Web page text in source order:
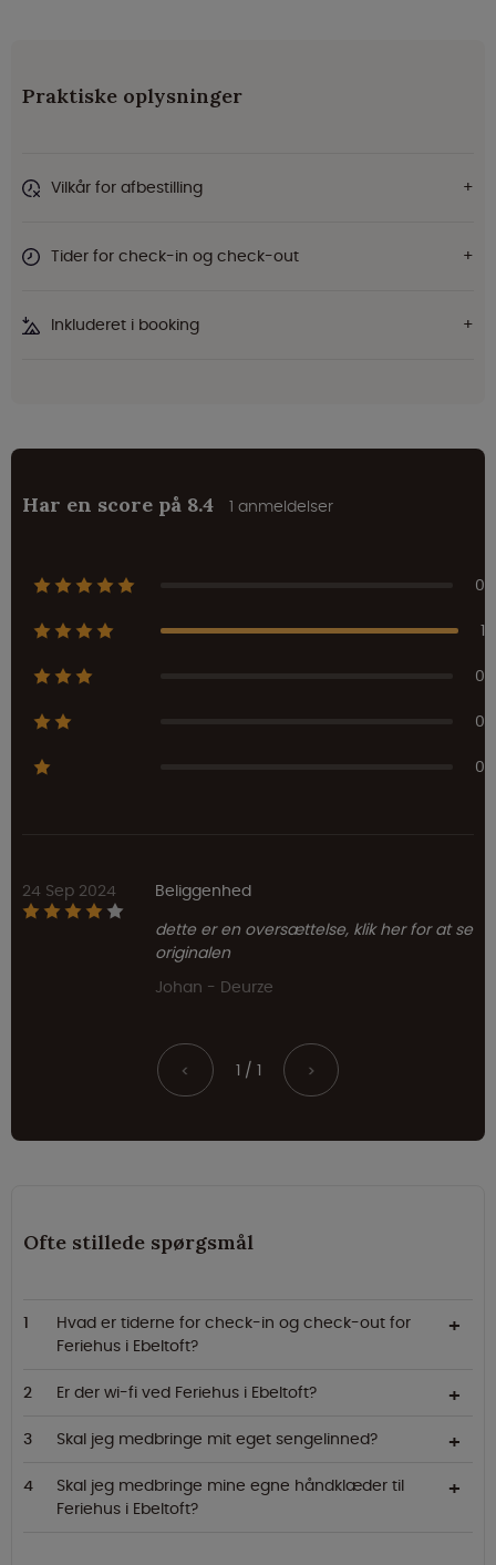
Praktiske oplysninger
Vilkår for afbestilling
Tider for check-in og check-out
Inkluderet i booking
Har en score på 8.4 1 anmeldelser
0
1
0
0
0
24 Sep 2024
Beliggenhed
dette er en oversættelse, klik her for at se
originalen
Johan - Deurze
< 1 / 1 >
Ofte stillede spørgsmål
Hvad er tiderne for check-in og check-out for
Feriehus i Ebeltoft?
Er der wi-fi ved Feriehus i Ebeltoft?
Skal jeg medbringe mit eget sengelinned?
Skal jeg medbringe mine egne håndklæder til
Feriehus i Ebeltoft?